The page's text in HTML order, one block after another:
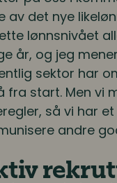
av det nye
lønnsnivået
år, og jeg
sektor har
fra start. Men
så vi har
andre